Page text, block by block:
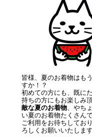
皆様、夏のお着物はも
すか！？
初めての方にも、既に
持ちの方にもお楽しみ頂
敵な夏のお着物、やち
い夏のお着物たくさん
ご利用をお待ちしてお
ろしくお願いいたします